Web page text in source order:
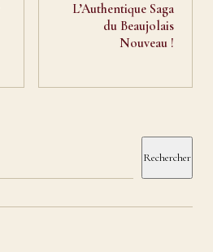
L’Authentique Saga
du Beaujolais
Nouveau !
Rechercher